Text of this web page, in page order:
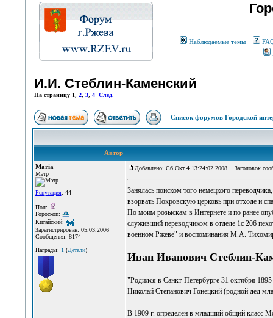
Наблюдаемые темы
И.И. Стеблин-Каменский
На страницу 1, 2, 3, 4 След.
Список форумов Городской
Автор
Maria
Мэтр
Репутация: 44
Пол:
Гороскоп:
Китайский:
Зарегистрирован: 05.03.2006
Сообщения: 8174
Награды: 1(Детали)
Добавлено: Сб Окт 4 13:24:02 2008 Заголовок
Занялась поиском того немецкого
взорвать Покровскую церковь при отходе и
По моим розыскам в Интернете и по ранее
служивший переводчиком в отделе 1с 206
военном Ржеве" и воспоминания М.А.
Иван Иванович Стеблин-
"Родился в Санкт-Петербурге 31 октября
Николай Степанович Гонецкий (родной дед
В 1909 г. определен в младший общий класс